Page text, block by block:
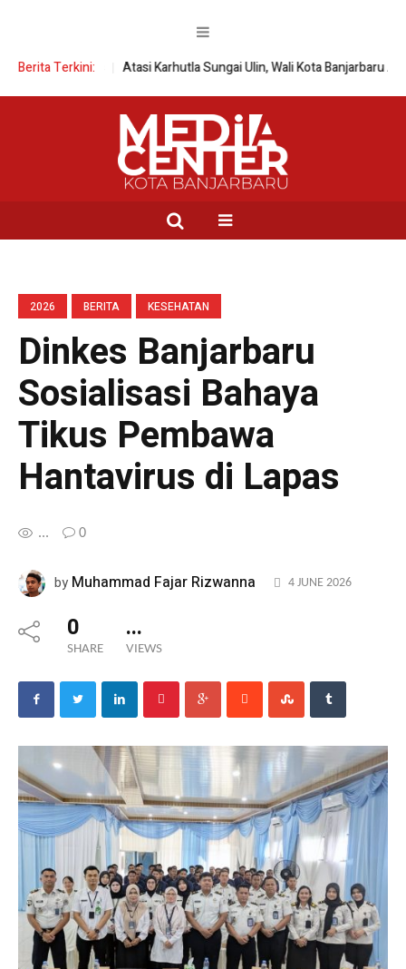
Berita Terkini:
Religius Atasi Karhutla Sungai Ulin, Wali Kota Banjarbaru Aktifkan 6
2026 BERITA KESEHATAN
Dinkes Banjarbaru
Sosialisasi Bahaya
Tikus Pembawa
Hantavirus di Lapas
... 0
by Muhammad Fajar Rizwanna 4 JUNE 2026
0
SHARE
...
VIEWS